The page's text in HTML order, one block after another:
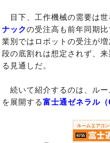
目下、工作機械の需要は世
ナックの受注高も前年同期
業別ではロボットの受注が
段の底割れは想定されず、
る見通しだ。
続いて紹介するのは、ル
を展開する富士通ゼネラル（